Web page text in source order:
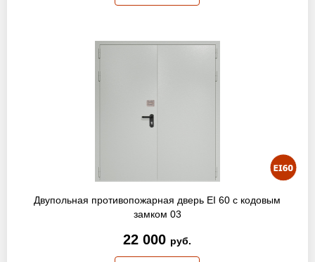
Двупольная противопожарная дверь EI 60 с кодовым
замком 03
22 000 руб.